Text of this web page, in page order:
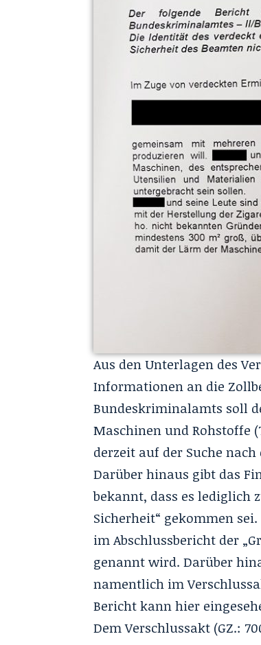
Aus den Unterlagen des
Informationen an die
Bundeskriminalamts soll
Maschinen und Rohstoffe
derzeit auf der Suche
Darüber hinaus gibt das
bekannt, dass es lediglich
Sicherheit“ gekommen
im Abschlussbericht der
genannt wird. Darüber
namentlich im
Bericht kann hier
Dem Verschlussakt (GZ.: